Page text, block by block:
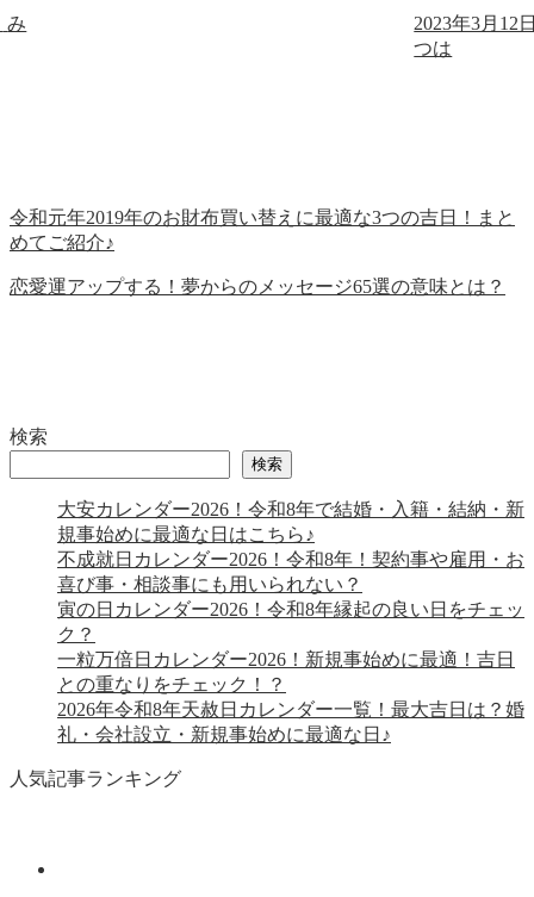
み
2023年3月12
つは
令和元年2019年のお財布買い替えに最適な3つの吉日！まと
めてご紹介♪
恋愛運アップする！夢からのメッセージ65選の意味とは？
検索
検索
大安カレンダー2026！令和8年で結婚・入籍・結納・新
規事始めに最適な日はこちら♪
不成就日カレンダー2026！令和8年！契約事や雇用・お
喜び事・相談事にも用いられない？
寅の日カレンダー2026！令和8年縁起の良い日をチェッ
ク？
一粒万倍日カレンダー2026！新規事始めに最適！吉日
との重なりをチェック！？
2026年令和8年天赦日カレンダー一覧！最大吉日は？婚
礼・会社設立・新規事始めに最適な日♪
人気記事ランキング